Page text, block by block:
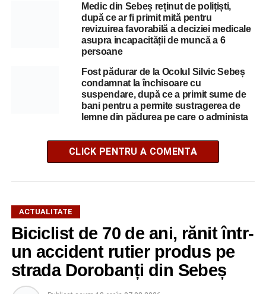
Medic din Sebeș reținut de polițiști,
după ce ar fi primit mită pentru
revizuirea favorabilă a deciziei medicale
asupra incapacității de muncă a 6
persoane
Fost pădurar de la Ocolul Silvic Sebeș
condamnat la închisoare cu
suspendare, după ce a primit sume de
bani pentru a permite sustragerea de
lemne din pădurea pe care o administa
CLICK PENTRU A COMENTA
ACTUALITATE
Biciclist de 70 de ani, rănit într-
un accident rutier produs pe
strada Dorobanți din Sebeș